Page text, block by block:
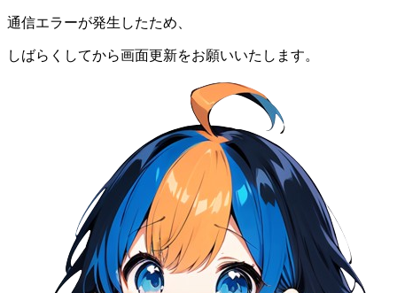
通信エラーが発生したため、
しばらくしてから画面更新をお願いいたします。